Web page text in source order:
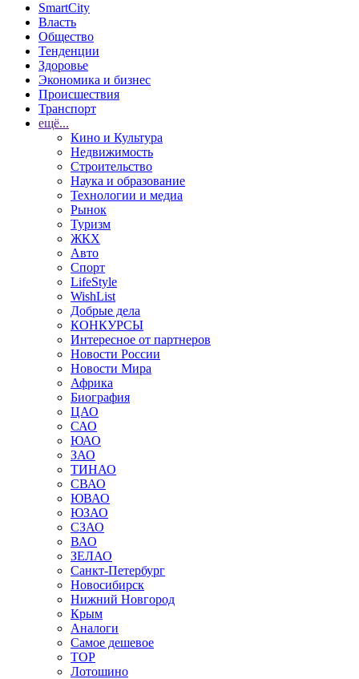
SmartCity
Власть
Общество
Тенденции
Здоровье
Экономика и бизнес
Происшествия
Транспорт
ещё...
Кино и Культура
Недвижимость
Строительство
Наука и образование
Технологии и медиа
Рынок
Туризм
ЖКХ
Авто
Спорт
LifeStyle
WishList
Добрые дела
КОНКУРСЫ
Интересное от партнеров
Новости России
Новости Мира
Африка
Биография
ЦАО
САО
ЮАО
ЗАО
ТИНАО
СВАО
ЮВАО
ЮЗАО
СЗАО
ВАО
ЗЕЛАО
Санкт-Петербург
Новосибирск
Нижний Новгород
Крым
Аналоги
Самое дешевое
TOP
Лотошино